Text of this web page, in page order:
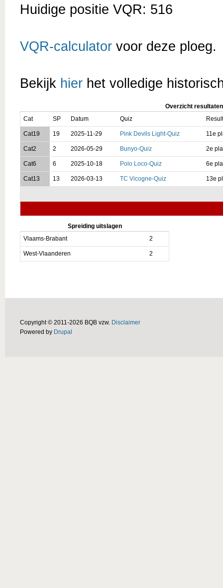
Huidige positie VQR: 516
VQR-calculator voor deze ploeg.
Bekijk hier het volledige
Overzicht resultaten
Cat
SP Datum Quiz
Cat19 19 2025-11-29 Pink Devils Light-Quiz 11e
Cat2 2 2026-05-29 Bunyo-Quiz 2e
Cat6 6 2025-10-18 Polo Loco-Quiz 6e
Cat13 13 2026-03-13 TC Vicogne-Quiz 13e
Spreiding uitslagen
Vlaams-Brabant
2
West-Vlaanderen 2
Copyright © 2011-2026 BQB vzw. Disclaimer
Powered by Drupal